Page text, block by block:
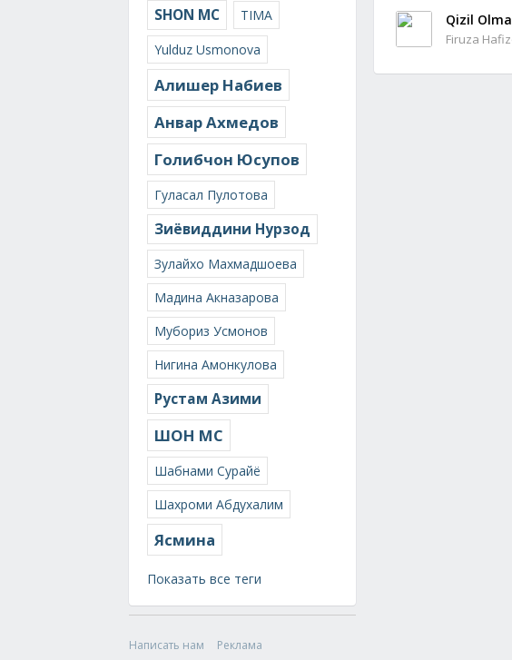
SHON MC
TIMA
Yulduz Usmonova
Алишер Набиев
Анвар Ахмедов
Голибчон Юсупов
Гуласал Пулотова
Зиёвиддини Нурзод
Зулайхо Махмадшоева
Мадина Акназарова
Мубориз Усмонов
Нигина Амонкулова
Рустам Азими
ШОН МС
Шабнами Сурайё
Шахроми Абдухалим
Ясмина
Показать все теги
Написать нам
Реклама
Qizil Olma
Firuza